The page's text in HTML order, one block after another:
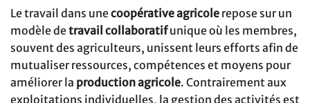
Le travail dans unecoopérative agricole repose sur un
modèle detravail collaboratifunique où les membres,
souvent des agriculteurs, unissent leurs efforts afin de
mutualiser ressources, compétences et moyens pour
améliorer la production agricole. Contrairement aux
exploitations individuelles, la gestion des activités est